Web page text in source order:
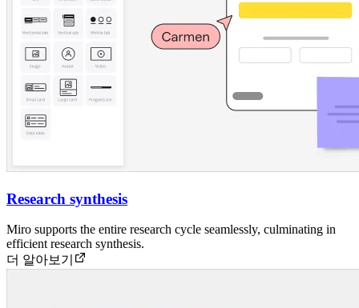
Research synthesis
Miro supports the entire research cycle seamlessly, culminating in
efficient research synthesis.
더 알아보기